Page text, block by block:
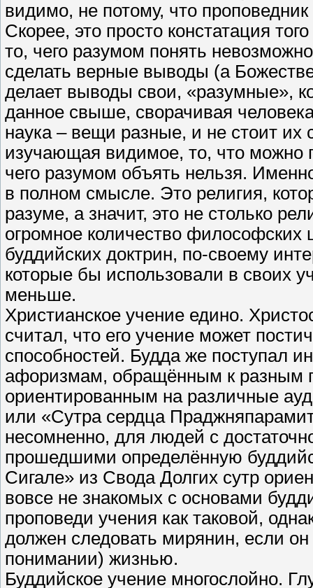
видимо, не потому, что
Скорее, это просто констатация
то, чего разумом понять
сделать верные выводы (а
делает выводы свои, «разумные»,
данное свыше, сворачивая
наука – вещи разные, и не стоит
изучающая видимое, то, что можно
чего разумом объять нельзя.
в полном смысле. Это религия,
разуме, а значит, это не столько
огромное количество
буддийских доктрин, по-своему
которые бы использовали в своих
меньше.
Христианское учение едино.
считал, что его учение может
способностей. Будда же поступал
афоризмам, обращённым к разным
ориентированным на различные
или «Сутра сердца
несомненно, для людей с
прошедшими определённую
Сигале» из Свода Долгих сутр
вовсе не знакомых с основами
проповеди учения как таковой,
должен следовать мирянин, если
понимании) жизнью.
Буддийское учение многослойно.